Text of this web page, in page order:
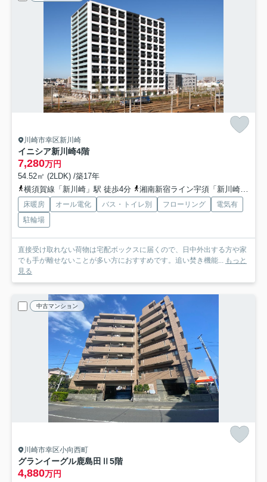
川崎市幸区新川崎
イニシア新川崎4階
7,280万円
54.52㎡ (2LDK) /築17年
横須賀線「新川崎」駅 徒歩4分
湘南新宿ライン宇須「新川崎」駅 徒歩4分
床暖房 オール電化 バス・トイレ別 フローリング
電気有
駐輪場
直接受け取れない荷物は宅配ボックスに届くので、日中外出する方や家
でも手が離せないことが多い方におすすめです。追い焚き機能...
もっと
見る
中古マンション
川崎市幸区小向西町
グランイーグル鹿島田Ⅱ 5階
4,880万円